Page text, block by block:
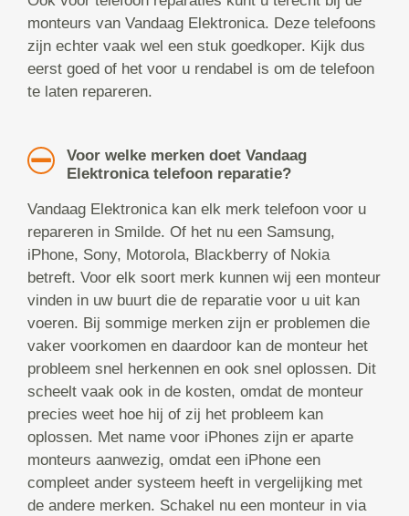
monteurs van Vandaag Elektronica. Deze telefoons
zijn echter vaak wel een stuk goedkoper. Kijk dus
eerst goed of het voor u rendabel is om de telefoon
te laten repareren.
Voor welke merken doet Vandaag
Elektronica telefoon reparatie?
Vandaag Elektronica kan elk merk telefoon voor u
repareren in Smilde. Of het nu een Samsung,
iPhone, Sony, Motorola, Blackberry of Nokia
betreft. Voor elk soort merk kunnen wij een monteur
vinden in uw buurt die de reparatie voor u uit kan
voeren. Bij sommige merken zijn er problemen die
vaker voorkomen en daardoor kan de monteur het
probleem snel herkennen en ook snel oplossen. Dit
scheelt vaak ook in de kosten, omdat de monteur
precies weet hoe hij of zij het probleem kan
oplossen. Met name voor iPhones zijn er aparte
monteurs aanwezig, omdat een iPhone een
compleet ander systeem heeft in vergelijking met
de andere merken. Schakel nu een monteur in via